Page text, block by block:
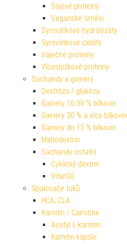
Sójové proteiny
Veganské směsi
Syrovátkové hydrolyzáty
Syrovátkové izoláty
Vaječné proteiny
Vícesložkové proteiny
Sacharidy a gainery
Dextróza / glukóza
Gainery 16-30 % bílkovin
Gainery 30 % a více bílkovin
Gainery do 15 % bílkovin
Maltodextrin
Sacharidy ostatní
Cyklický dextrin
VitarGO
Spalovače tuků
HCA, CLA
Karnitin / Carnitine
Acetyl L-karnitin
Karnitin kapsle